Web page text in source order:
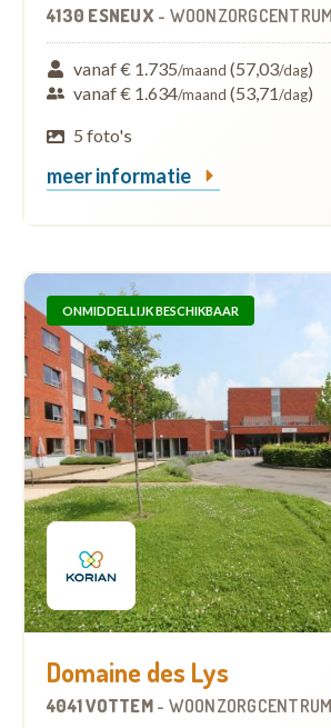
4130 ESNEUX -
vanaf € 1.735/maand (57,03/dag)
vanaf € 1.634/maand (53,71/dag)
5 foto's
meer informatie
ONMIDDELLIJK BESCHIKBAAR
Domaine des Lys
4041 VOTTEM -